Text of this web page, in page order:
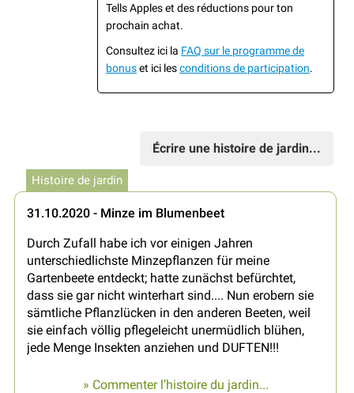
Tells Apples et des réductions pour ton
prochain achat.
Consultez ici la FAQ sur le programme de
bonuset ici lesconditions de participation.
Écrire une histoire de jardin...
Histoire de jardin
31.10.2020 - Minze im Blumenbeet
Durch Zufall habe ich vor einigen Jahren
unterschiedlichste Minzepflanzen für meine
Gartenbeete entdeckt; hatte zunächst befürchtet,
dass sie gar nicht winterhart sind.... Nun erobern sie
sämtliche Pflanzlücken in den anderen Beeten, weil
sie einfach völlig pflegeleicht unermüdlich blühen,
jede Menge Insekten anziehen und DUFTEN!!!
» Commenter l’histoire du jardin...